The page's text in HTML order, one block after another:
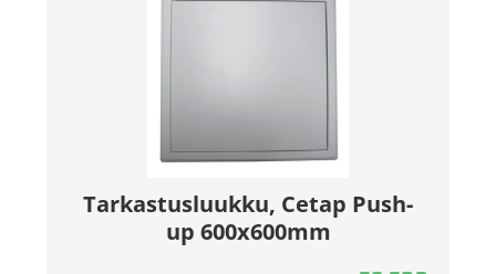
Tarkastusluukku, Cetap Push-
up 600x600mm